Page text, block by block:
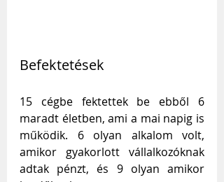
Befektetések
15 cégbe fektettek be ebből 6
maradt életben, ami a mai napig is
működik. 6 olyan alkalom volt,
amikor gyakorlott vállalkozóknak
adtak pénzt, és 9 olyan amikor